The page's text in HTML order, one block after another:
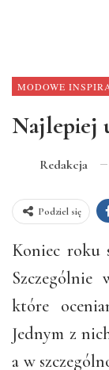
Najlepiej
Redakcja
Podziel się
Koniec roku
które
Jednym z
a w